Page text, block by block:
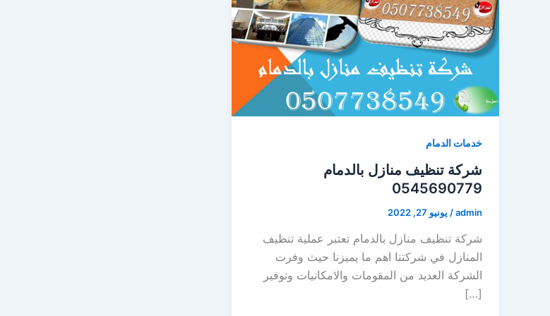
خدمات الدمام
شركة تنظيف منازل بالدمام
0545690779
admin
/ يونيو 27, 2022
شركة تنظيف منازل بالدمام تعتبر عملية تنظيف
المنازل في شركتنا اهم ما يميزنا حيث وفرت
الشركة العديد من المقومات والامكانيات وتوفير
[…]